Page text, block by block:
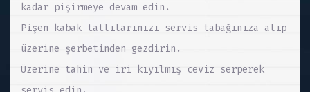
kadar pişirmeye devam edin.
Pişen kabak tatlılarınızı servis tabağınıza alıp
üzerine şerbetinden gezdirin.
Üzerine tahin ve iri kıyılmış ceviz serperek